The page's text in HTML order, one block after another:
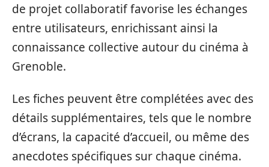
de projet collaboratif favorise les échanges
entre utilisateurs, enrichissant ainsi la
connaissance collective autour du cinéma à
Grenoble.
Les fiches peuvent être complétées avec des
détails supplémentaires, tels que le nombre
d’écrans, la capacité d’accueil, ou même des
anecdotes spécifiques sur chaque cinéma.